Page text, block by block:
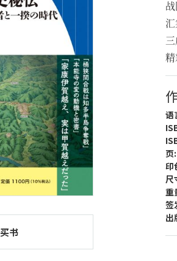
精
语
页:
印
尺
重
签
出
买书